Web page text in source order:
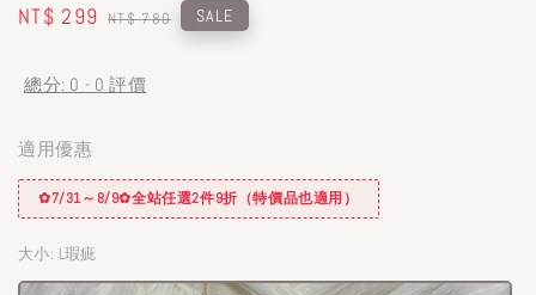
Sale
NT$ 299 Regular
NT$ 780 SALE
總分: 0 - 0 評價
適用優惠
✿7/31～8/9✿全站任選2件9折（特價品也適用）
大小: L瑕疵